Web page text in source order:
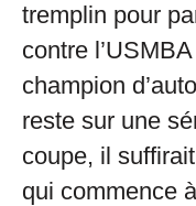
tremplin pour
contre
champion
reste sur une
coupe, il
qui commence